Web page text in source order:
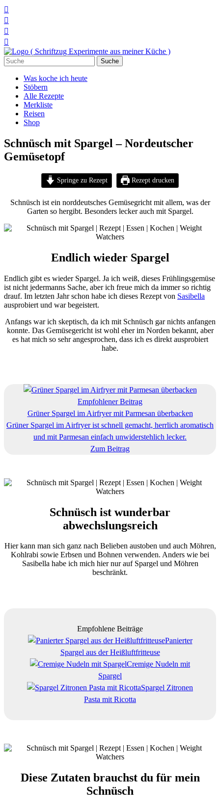




Suchen
nach:
Was koche ich heute
Stöbern
Alle Rezepte
Merkliste
Reisen
Shop
Schnüsch mit Spargel – Nordeutscher
Gemüsetopf
Springe zu Rezept Rezept drucken
Schnüsch ist ein norddeutsches Gemüsegricht mit allem, was der
Garten so hergibt. Besonders lecker auch mit Spargel.
Endlich wieder Spargel
Endlich gibt es wieder Spargel. Ja ich weiß, dieses Frühlingsgemüse
ist nicht jedermanns Sache, aber ich freue mich da immer so richtig
drauf. Im letzten Jahr schon habe ich dieses Rezept von Sasibella
ausprobiert und war begeistert.
Anfangs war ich skeptisch, da ich mit Schnüsch gar nichts anfangen
konnte. Das Gemüsegericht ist wohl eher im Norden bekannt, aber
es hat mich so sehr angesprochen, dass ich es direkt ausprobiert
habe.
Empfohlener Beitrag
Grüner Spargel im Airfryer mit Parmesan überbacken
Grüner Spargel im Airfryer ist schnell gemacht, herrlich aromatisch
und mit Parmesan einfach unwiderstehlich lecker.
Zum Beitrag
Schnüsch ist wunderbar
abwechslungsreich
Hier kann man sich ganz nach Belieben austoben und auch Möhren,
Kohlrabi sowie Erbsen und Bohnen verwenden. Anders wie bei
Sasibella habe ich mich hier nur auf Spargel und Möhren
beschränkt.
Empfohlene Beiträge
Panierter
Spargel aus der Heißluftfritteuse
Cremige Nudeln mit
Spargel
Spargel Zitronen
Pasta mit Ricotta
Diese Zutaten brauchst du für mein
Schnüsch